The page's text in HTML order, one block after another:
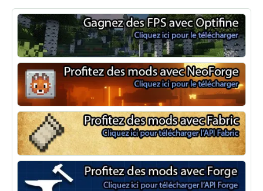
Optifine
NeoForge
Minecraft Fabric